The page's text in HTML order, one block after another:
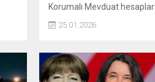
Korumalı Mevduat
yayımlayarak yürürlükten
25.01.2026